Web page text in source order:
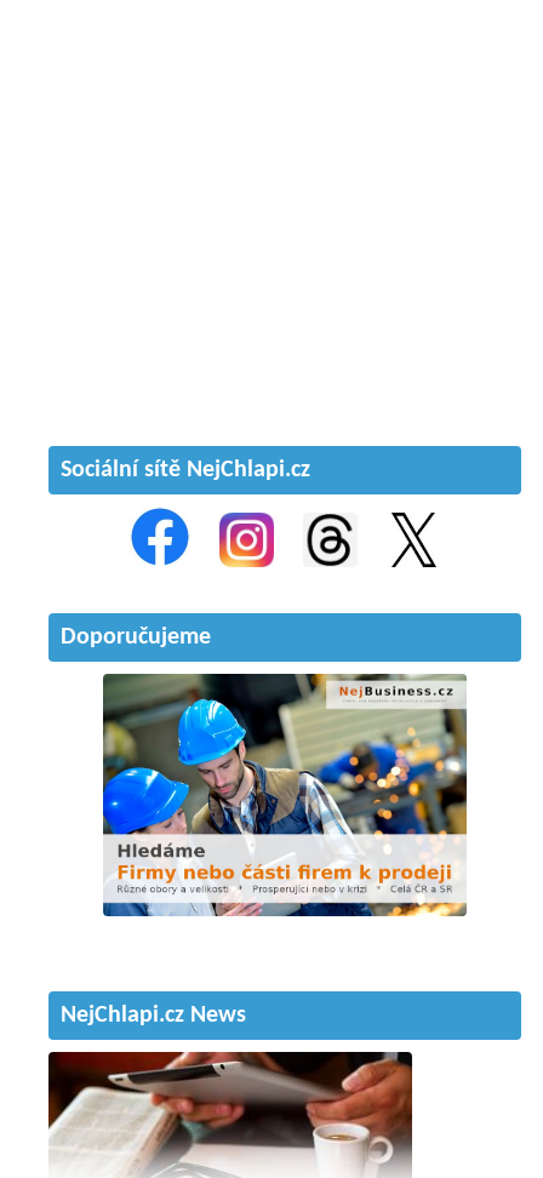
Sociální sítě NejChlapi.cz
Doporučujeme
NejChlapi.cz News